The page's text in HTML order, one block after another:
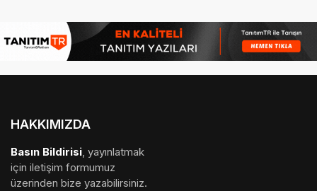
HAKKIMIZDA
Basın Bildirisi, yayınlatmak
için iletişim formumuz
üzerinden bize yazabilirsiniz.